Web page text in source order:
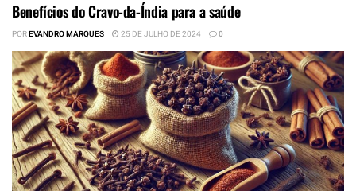
Benefícios do Cravo-da-Índia para a saúde
POREVANDRO MARQUES 25 DE JULHO DE 2024 0